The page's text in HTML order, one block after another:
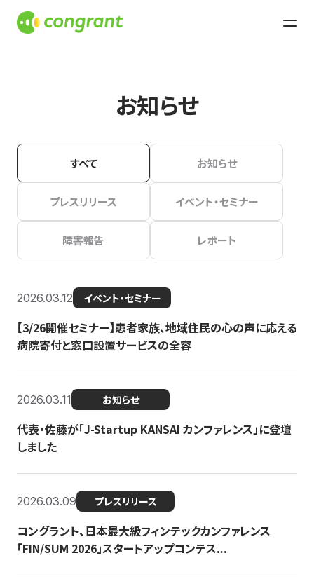
お知らせ
すべて お知らせ
プレスリリース イベント・セミナー
障害報告 レポート
2026.03.12 イベント・セミナー
【3/26開催セミナー】患者家族、地域住民の心の声に応える
病院寄付と窓口設置サービスの全容
2026.03.11 お知らせ
代表・佐藤が「J-Startup KANSAI カンファレンス」に登壇
しました
2026.03.09 プレスリリース
コングラント、日本最大級フィンテックカンファレンス
「FIN/SUM 2026」スタートアップコンテス...